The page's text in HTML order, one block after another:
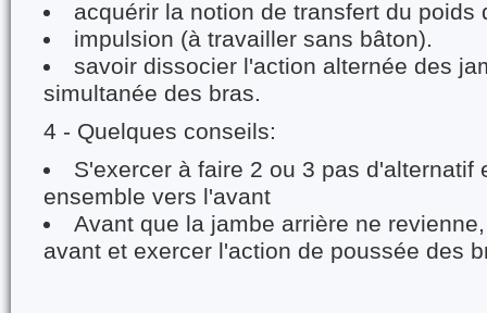
acquérir la notion de transfert du poids
impulsion (à travailler sans bâton).
savoir dissocier l'action alternée des
simultanée des bras.
4 - Quelques conseils:
S'exercer à faire 2 ou 3 pas d'alternatif
ensemble vers l'avant
Avant que la jambe arrière ne
avant et exercer l'action de poussée des